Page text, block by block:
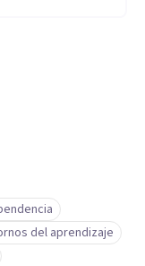
del aprendizaje